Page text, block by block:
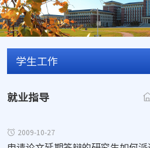
学生工作
就业指导
2009-10-27